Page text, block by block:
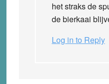
het straks de
de bierkaai
Log in to Reply